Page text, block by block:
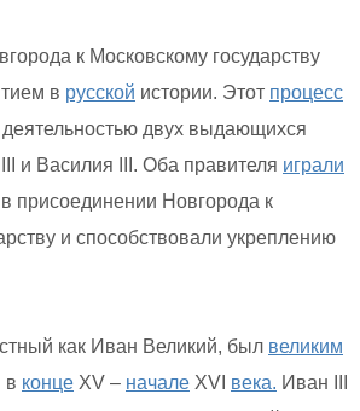
к Московскому государству
в русской истории. Этот процесс
деятельностью двух выдающихся
и Василия III. Оба правителя играли
в присоединении Новгорода к
и способствовали укреплению
как Иван Великий, был великим
в конце XV – начале XVI века. Иван III